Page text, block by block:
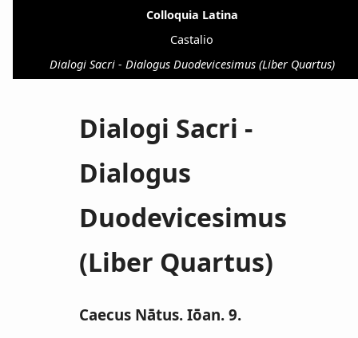
Colloquia Latina
Castalio
Dialogi Sacri - Dialogus Duodevicesimus (Liber Quartus)
Dialogi Sacri -
Dialogus
Duodevicesimus
(Liber Quartus)
Caecus Nātus. Iōan. 9.